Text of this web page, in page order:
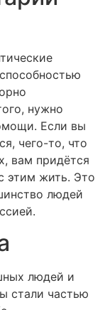
нужно
Если вы
чего-то, что
вам придётся
этим жить. Это
людей
людей и
стали частью